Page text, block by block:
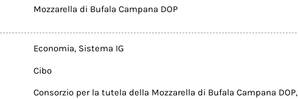
Mozzarella di Bufala Campana DOP
Economia, Sistema IG
Cibo
Consorzio per la tutela della Mozzarella di Bufala Campana DOP,